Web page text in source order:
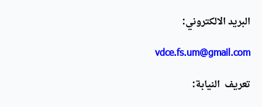
البريد الالكتروني:
vdce.fs.um@gmail.com
تعريف النيابة: